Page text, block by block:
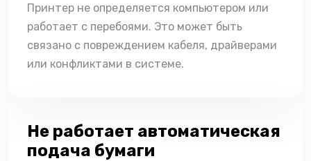
Принтер не определяется компьютером или
работает с перебоями. Это может быть
связано с повреждением кабеля, драйверами
или конфликтами в системе.
Не работает автоматическая
подача бумаги